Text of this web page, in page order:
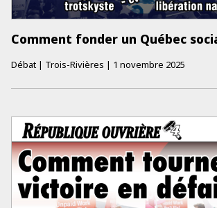
Comment fonder un Québec
Débat | Trois-Rivières | 1 novembre 2025